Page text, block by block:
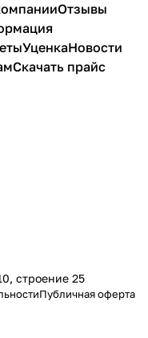
Отзывы
УценкаНовости
Скачать прайс
строение 25
Публичная оферта